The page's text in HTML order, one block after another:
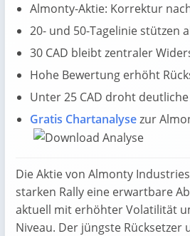
Almonty-Aktie: Korrektur
20- und 50-Tagelinie stützen
30 CAD bleibt zentraler
Hohe Bewertung erhöht
Unter 25 CAD droht
Gratis Chartanalysezur
Die Aktie von Almonty
starken Rally eine erwartbare
aktuell mit erhöhter Volatilität
Niveau. Der jüngste